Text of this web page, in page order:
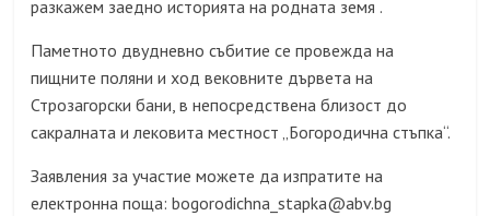
разкажем заедно историята на родната земя .
Паметното двудневно събитие се провежда на
пищните поляни и ход вековните дървета на
Строзагорски бани, в непосредствена близост до
сакралната и лековита местност „Богородична стъпка“.
Заявления за участие можете да изпратите на
електронна поща: bogorodichna_stapka@abv.bg